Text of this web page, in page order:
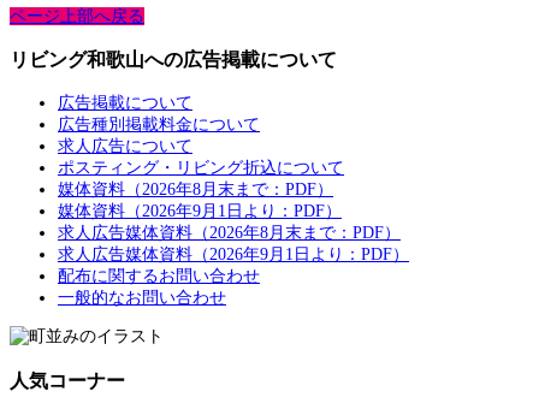
ページ上部へ戻る
リビング和歌山への広告掲載について
広告掲載について
広告種別掲載料金について
求人広告について
ポスティング・リビング折込について
媒体資料（2026年8月末まで：PDF）
媒体資料（2026年9月1日より：PDF）
求人広告媒体資料（2026年8月末まで：PDF）
求人広告媒体資料（2026年9月1日より：PDF）
配布に関するお問い合わせ
一般的なお問い合わせ
人気コーナー